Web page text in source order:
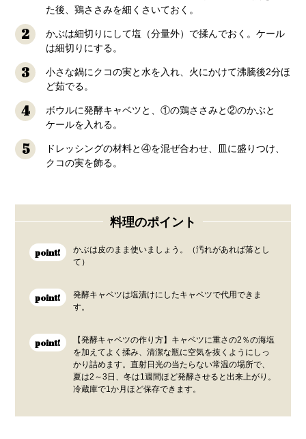
た後、鶏ささみを細くさいておく。
2
かぶは細切りにして塩（分量外）で揉んでおく。ケール
は細切りにする。
3
小さな鍋にクコの実と水を入れ、火にかけて沸騰後2分ほ
ど茹でる。
4
ボウルに発酵キャベツと、①の鶏ささみと②のかぶと
ケールを入れる。
5
ドレッシングの材料と④を混ぜ合わせ、皿に盛りつけ、
クコの実を飾る。
料理のポイント
point!
かぶは皮のまま使いましょう。（汚れがあれば落とし
て）
point!
発酵キャベツは塩漬けにしたキャベツで代用できま
す。
point!
【発酵キャベツの作り方】キャベツに重さの2％の海塩
を加えてよく揉み、清潔な瓶に空気を抜くようにしっ
かり詰めます。直射日光の当たらない常温の場所で、
夏は2～3日、冬は1週間ほど発酵させると出来上がり。
冷蔵庫で1か月ほど保存できます。